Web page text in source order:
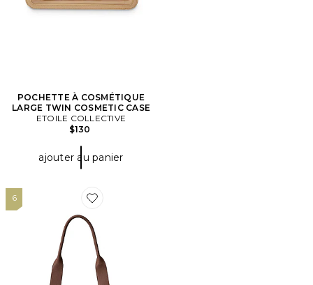
POCHETTE À COSMÉTIQUE
LARGE TWIN COSMETIC CASE
ETOILE COLLECTIVE
$130
ajouter au panier
6
Favorite SAC DE VOYAGE WEEK-END THE MINI